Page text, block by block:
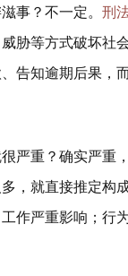
事？不一定。 刑
胁等方式破坏社
告知逾期后果，
严重？确实严重
，就直接推定构
作严重影响；行